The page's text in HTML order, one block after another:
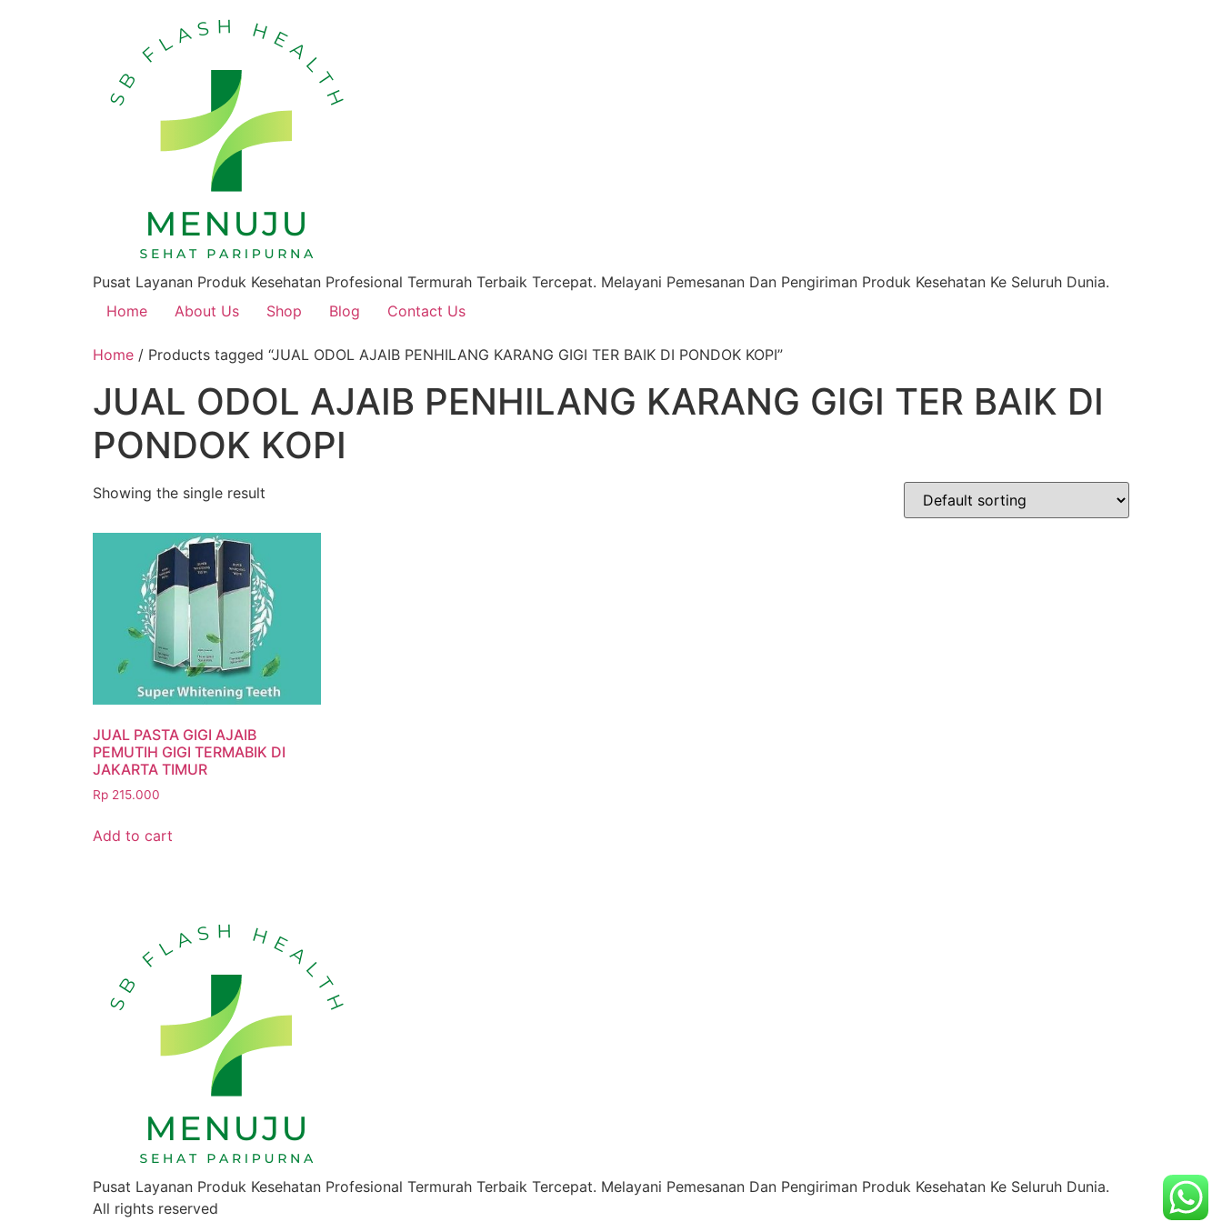
Pusat Layanan Produk Kesehatan Profesional Termurah Terbaik Tercepat. Melayani Pemesanan Dan Pengiriman Produk Kesehatan Ke Seluruh Dunia.
Home
About Us Shop Blog Contact Us
Home / Products tagged “JUAL ODOL AJAIB PENHILANG KARANG GIGI TER BAIK DI PONDOK KOPI”
JUAL ODOL AJAIB PENHILANG KARANG GIGI TER BAIK DI
PONDOK KOPI
Showing the single result
JUAL PASTA GIGI AJAIB
PEMUTIH GIGI TERMABIK DI
JAKARTA TIMUR
Rp 215.000
Add to cart
Pusat Layanan Produk Kesehatan Profesional Termurah Terbaik Tercepat. Melayani Pemesanan Dan Pengiriman Produk Kesehatan Ke Seluruh Dunia.
All rights reserved